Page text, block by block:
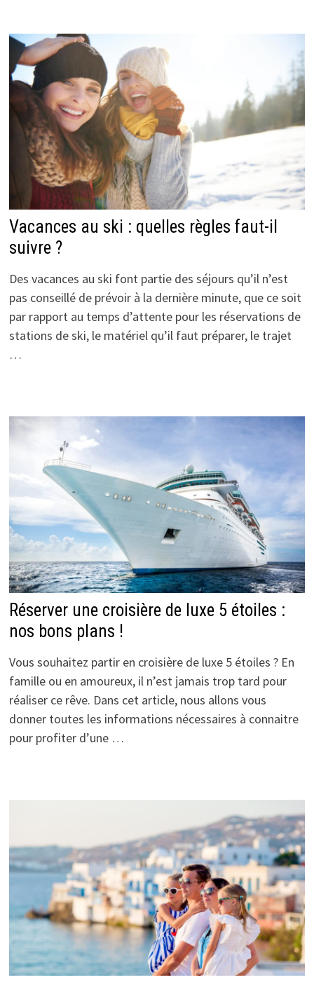
Vacances au ski : quelles règles faut-il
suivre ?
Des vacances au ski font partie des séjours qu’il n’est
pas conseillé de prévoir à la dernière minute, que ce soit
par rapport au temps d’attente pour les réservations de
stations de ski, le matériel qu’il faut préparer, le trajet
…
Réserver une croisière de luxe 5 étoiles :
nos bons plans !
Vous souhaitez partir en croisière de luxe 5 étoiles ? En
famille ou en amoureux, il n’est jamais trop tard pour
réaliser ce rêve. Dans cet article, nous allons vous
donner toutes les informations nécessaires à connaitre
pour profiter d’une …